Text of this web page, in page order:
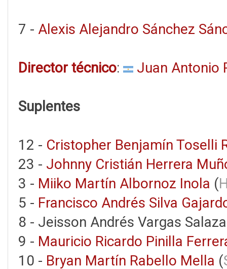
7 - Alexis Alejandro Sánchez
Director técnico: Juan Antonio
Suplentes
12 - Cristopher Benjamín Toselli
23 - Johnny Cristián Herrera
3 - Miiko Martín Albornoz Inola (
5 - Francisco Andrés Silva
8 - Jeisson Andrés Vargas
9 - Mauricio Ricardo Pinilla
10 - Bryan Martín Rabello Mella (